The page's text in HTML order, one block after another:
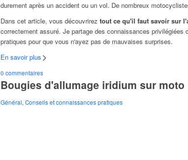
durement après un accident ou un vol. De nombreux
Dans cet article, vous découvrirez tout ce qu'il faut savoir sur
correctement assuré. Je partage des connaissances
pratiques pour que vous n'ayez pas de mauvaises surprises.
En savoir plus
0 commentaires
Bougies d'allumage iridium sur
Général, Conseils et connaissances pratiques